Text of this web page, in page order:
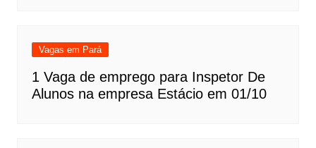
Vagas em Pará
1 Vaga de emprego para Inspetor De
Alunos na empresa Estácio em 01/10